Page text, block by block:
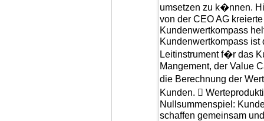
umsetzen zu k�nnen.
von der CEO AG kreierte
Kundenwertkompass
Kundenwertkompass ist
Leitinstrument f�r das
Mangement, der Value
die Berechnung der
Kunden. 
Nullsummenspiel:
schaffen gemeinsam